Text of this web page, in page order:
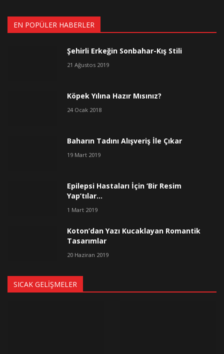
EN POPÜLER HABERLER
Şehirli Erkeğin Sonbahar-Kış Stili
21 Ağustos 2019
Köpek Yılına Hazır Mısınız?
24 Ocak 2018
Baharın Tadını Alışveriş İle Çıkar
19 Mart 2019
Epilepsi Hastaları İçin ‘Bir Resim
Yap’tılar…
1 Mart 2019
Koton’dan Yazı Kucaklayan Romantik
Tasarımlar
20 Haziran 2019
SICAK GELIŞMELER